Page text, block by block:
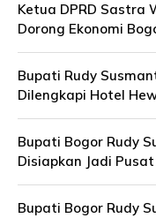
Ketua DPRD Sastra
Dorong Ekonomi
Bupati Rudy
Dilengkapi Hotel
Bupati Bogor Rudy
Disiapkan Jadi
Bupati Bogor Rudy